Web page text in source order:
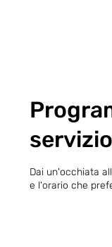
servizio
Dai un'occhiata
e l'orario che